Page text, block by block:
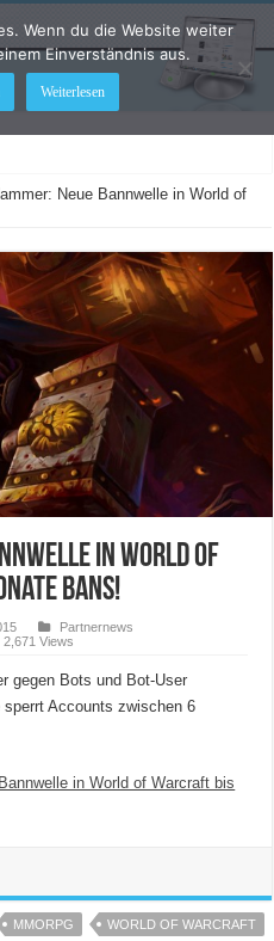
sind alle Cheat Codes für das Spiel
Neue Bannwelle in World of
in World of
Bans!
Partnernews
2,671 Views
gegen Bots und Bot-User
Accounts zwischen 6
in World of Warcraft bis
MMORPG
WORLD OF WARCRAFT
Wenn du die Website weiter
Einverständnis aus.
Weiterlesen